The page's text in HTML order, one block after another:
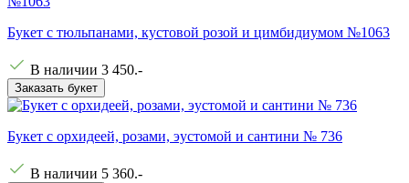
Букет с тюльпанами, кустовой розой и цимбидиумом №1063
В наличии 3 450.-
Заказать букет
Букет с орхидеей, розами, эустомой и сантини № 736
В наличии 5 360.-